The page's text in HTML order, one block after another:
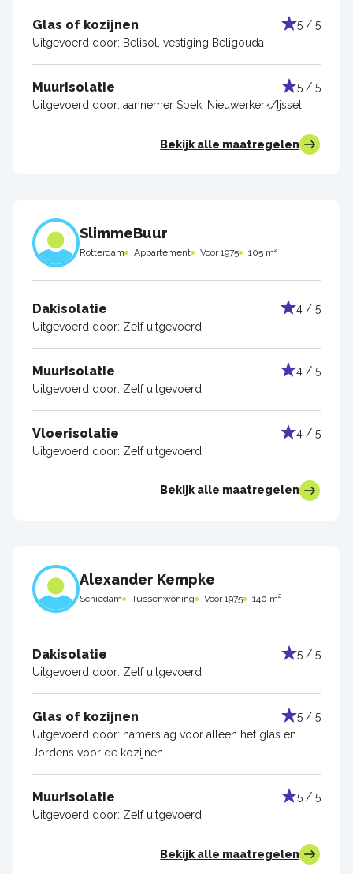
Glas of kozijnen
5 / 5
Uitgevoerd door: Belisol, vestiging Beligouda
Muurisolatie
5 / 5
Uitgevoerd door: aannemer Spek, Nieuwerkerk/Ijssel
Bekijk alle maatregelen
SlimmeBuur
Rotterdam Appartement Voor 1975 105 m²
Dakisolatie
4 / 5
Uitgevoerd door: Zelf uitgevoerd
Muurisolatie
4 / 5
Uitgevoerd door: Zelf uitgevoerd
Vloerisolatie
4 / 5
Uitgevoerd door: Zelf uitgevoerd
Bekijk alle maatregelen
Alexander Kempke
Schiedam Tussenwoning Voor 1975 140 m²
Dakisolatie
5 / 5
Uitgevoerd door: Zelf uitgevoerd
Glas of kozijnen
5 / 5
Uitgevoerd door: hamerslag voor alleen het glas en
Jordens voor de kozijnen
Muurisolatie
5 / 5
Uitgevoerd door: Zelf uitgevoerd
Bekijk alle maatregelen